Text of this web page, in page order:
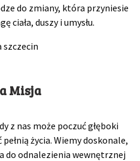
do zmiany, która przyniesie
ciała, duszy i umysłu.
Misja
z nas może poczuć głęboki
życia. Wiemy doskonale,
do odnalezienia wewnętrznej